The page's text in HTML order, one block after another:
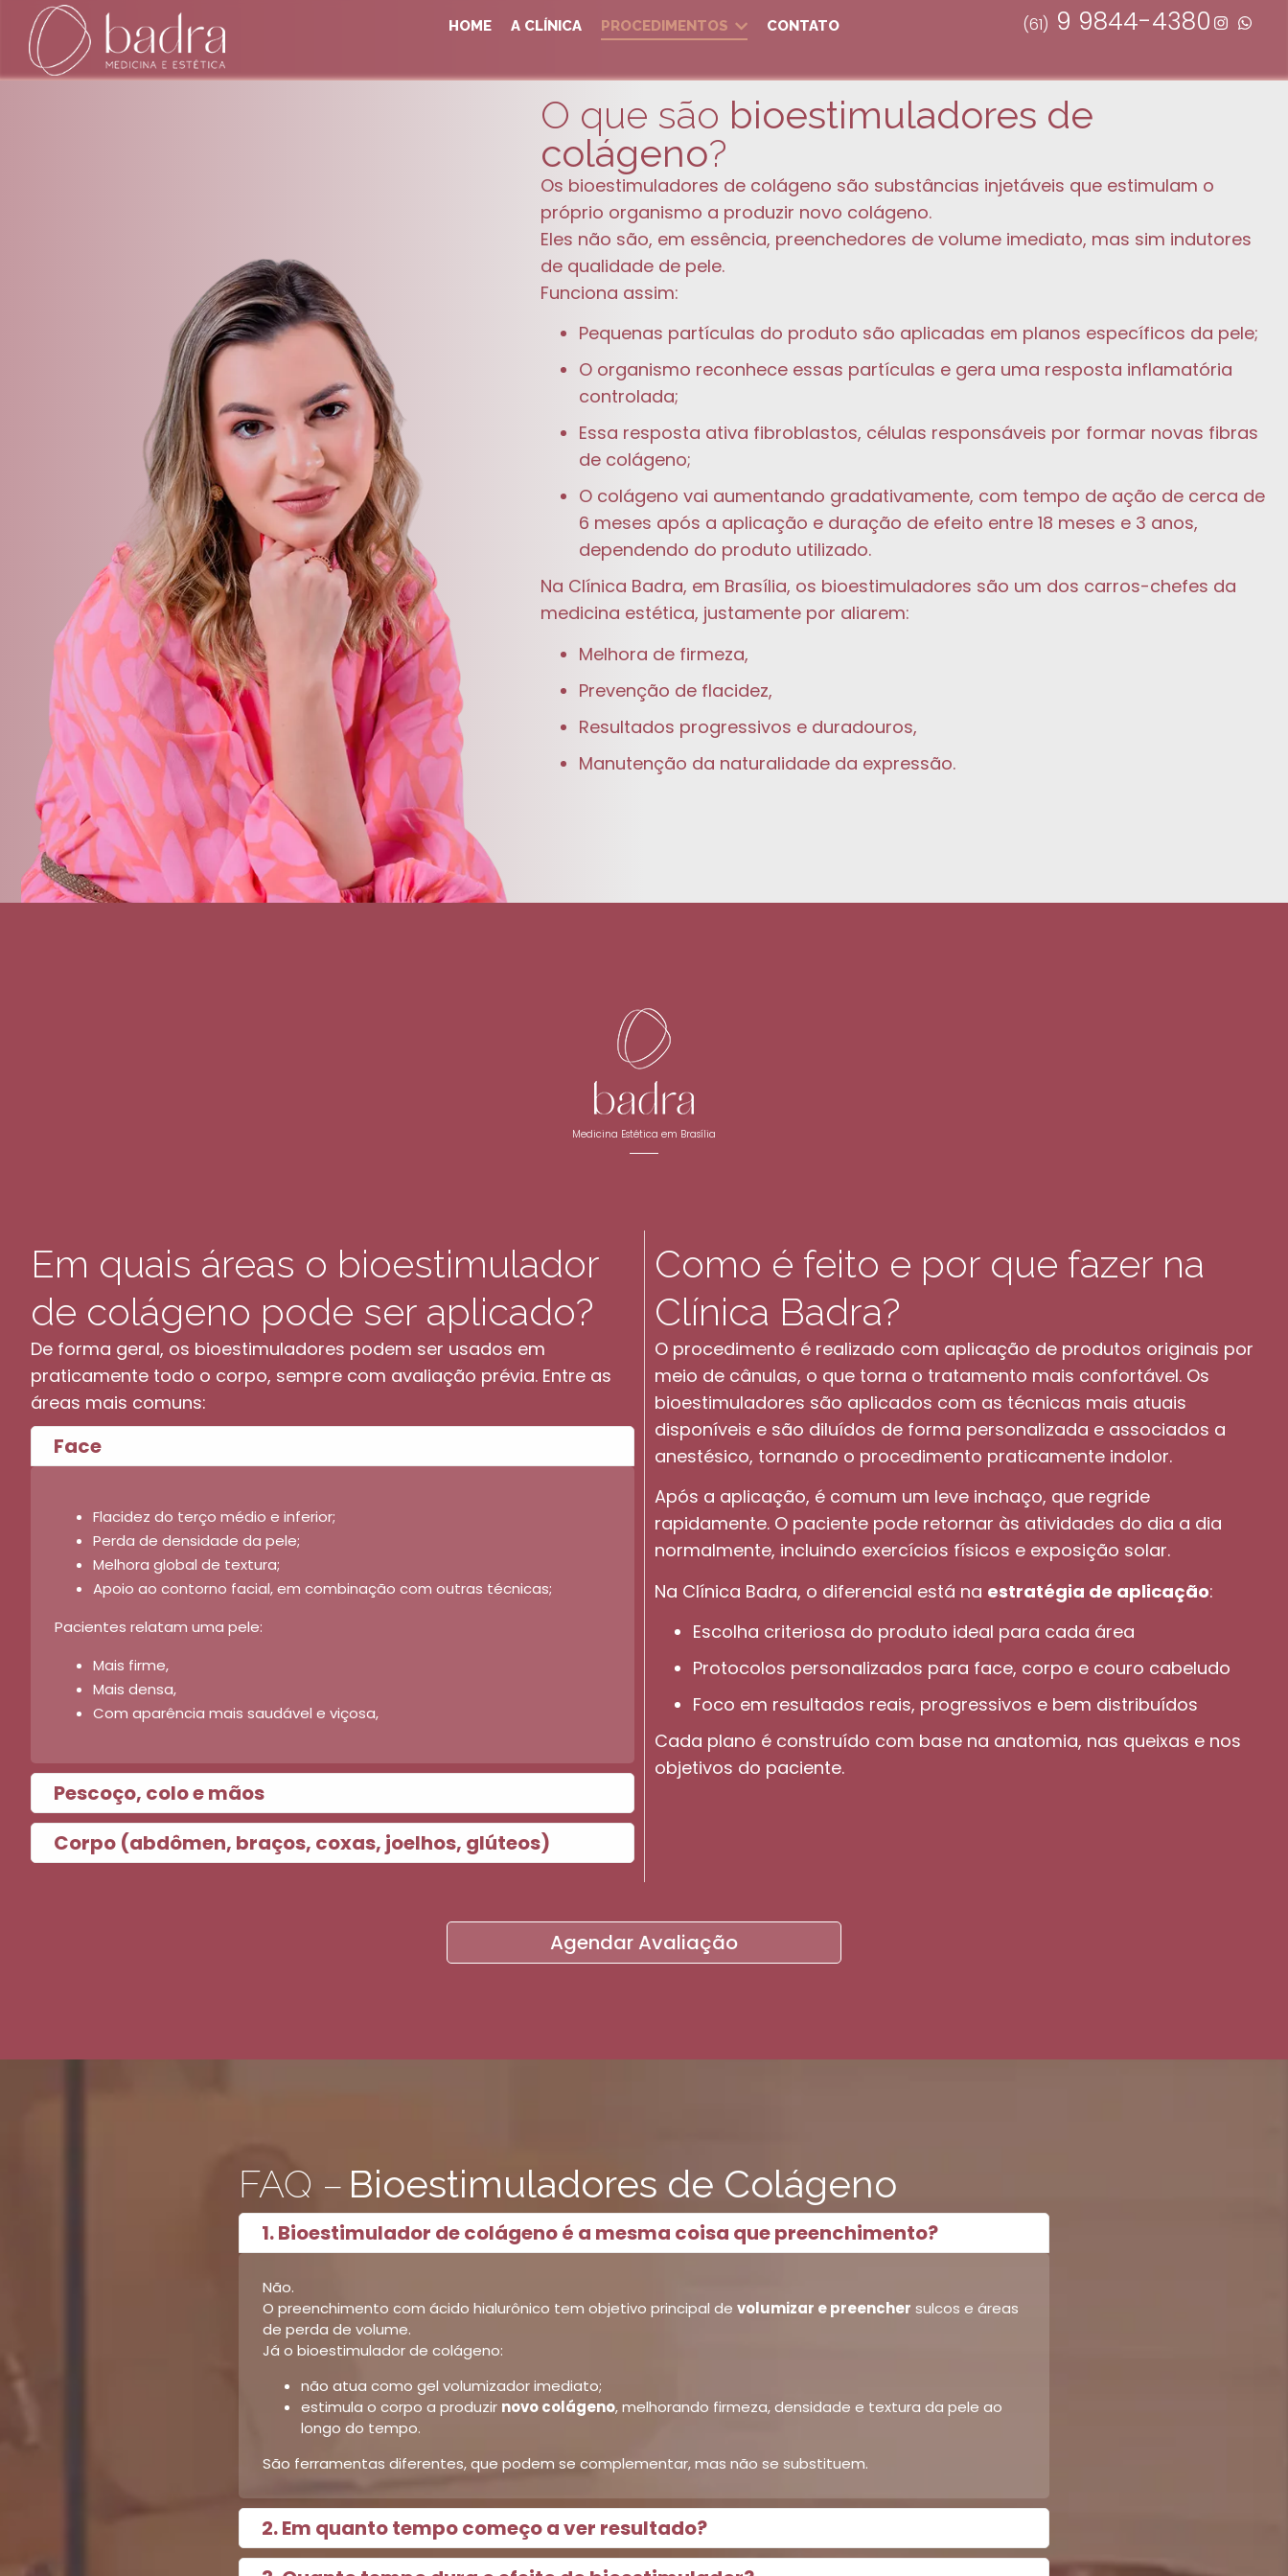
HOME A CLÍNICA PROCEDIMENTOS CONTATO (61) 9 9844-4380
O que são bioestimuladores de
colágeno?
Os bioestimuladores de colágeno são substâncias injetáveis que estimulam o
próprio organismo a produzir novo colágeno.
Eles não são, em essência, preenchedores de volume imediato, mas sim indutores
de qualidade de pele.
Funciona assim:
Pequenas partículas do produto são aplicadas em planos específicos da pele;
O organismo reconhece essas partículas e gera uma resposta inflamatória
controlada;
Essa resposta ativa fibroblastos, células responsáveis por formar novas fibras
de colágeno;
O colágeno vai aumentando gradativamente, com tempo de ação de cerca de
6 meses após a aplicação e duração de efeito entre 18 meses e 3 anos,
dependendo do produto utilizado.
Na Clínica Badra, em Brasília, os bioestimuladores são um dos carros-chefes da
medicina estética, justamente por aliarem:
Melhora de firmeza,
Prevenção de flacidez,
Resultados progressivos e duradouros,
Manutenção da naturalidade da expressão.
Medicina Estética em Brasília
Em quais áreas o bioestimulador
de colágeno pode ser aplicado?
De forma geral, os bioestimuladores podem ser usados em
praticamente todo o corpo, sempre com avaliação prévia. Entre as
áreas mais comuns:
Face
Flacidez do terço médio e inferior;
Perda de densidade da pele;
Melhora global de textura;
Apoio ao contorno facial, em combinação com outras técnicas;
Pacientes relatam uma pele:
Mais firme,
Mais densa,
Com aparência mais saudável e viçosa,
Pescoço, colo e mãos
Corpo (abdômen, braços, coxas, joelhos, glúteos)
Como é feito e por que fazer na
Clínica Badra?
O procedimento é realizado com aplicação de produtos originais por
meio de cânulas, o que torna o tratamento mais confortável. Os
bioestimuladores são aplicados com as técnicas mais atuais
disponíveis e são diluídos de forma personalizada e associados a
anestésico, tornando o procedimento praticamente indolor.
Após a aplicação, é comum um leve inchaço, que regride
rapidamente. O paciente pode retornar às atividades do dia a dia
normalmente, incluindo exercícios físicos e exposição solar.
Na Clínica Badra, o diferencial está na estratégia de aplicação:
Escolha criteriosa do produto ideal para cada área
Protocolos personalizados para face, corpo e couro cabeludo
Foco em resultados reais, progressivos e bem distribuídos
Cada plano é construído com base na anatomia, nas queixas e nos
objetivos do paciente.
Agendar Avaliação
FAQ – Bioestimuladores de Colágeno
1. Bioestimulador de colágeno é a mesma coisa que preenchimento?
Não.
O preenchimento com ácido hialurônico tem objetivo principal de volumizar e preencher sulcos e áreas
de perda de volume.
Já o bioestimulador de colágeno:
não atua como gel volumizador imediato;
estimula o corpo a produzir novo colágeno, melhorando firmeza, densidade e textura da pele ao
longo do tempo.
São ferramentas diferentes, que podem se complementar, mas não se substituem.
2. Em quanto tempo começo a ver resultado?